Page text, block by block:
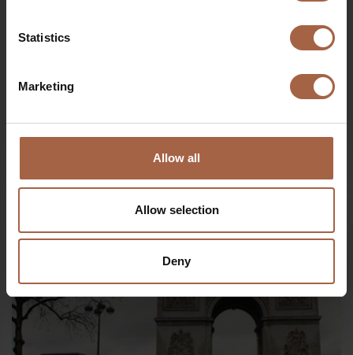
Statistics
Marketing
Allow all
Allow selection
Deny
Pas de catégorie
Nouveau look pour l’Ebusco 2.1